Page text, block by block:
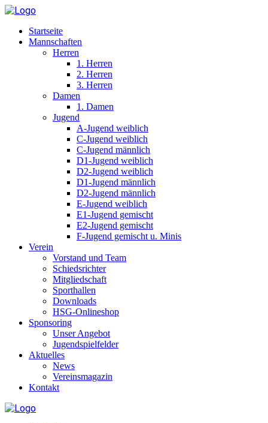
Startseite
Mannschaften
Herren
1. Herren
2. Herren
3. Herren
Damen
1. Damen
Jugend
A-Jugend weiblich
C-Jugend weiblich
C-Jugend männlich
D1-Jugend weiblich
D2-Jugend weiblich
D1-Jugend männlich
D2-Jugend männlich
E-Jugend weiblich
E1-Jugend gemischt
E2-Jugend gemischt
F-Jugend gemischt u. Minis
Verein
Vorstand und Team
Schiedsrichter
Mitgliedschaft
Sporthallen
Downloads
HSG-Onlineshop
Sponsoring
Unser Angebot
Jugendspielfelder
Aktuelles
News
Vereinsmagazin
Kontakt